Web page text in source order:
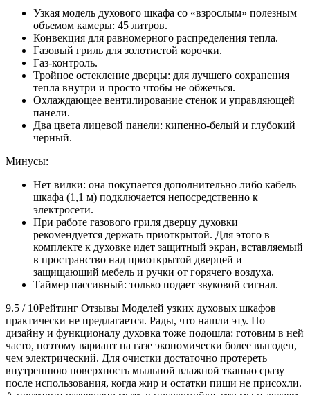
Узкая модель духового шкафа со «взрослым» полезным
объемом камеры: 45 литров.
Конвекция для равномерного распределения тепла.
Газовый гриль для золотистой корочки.
Газ-контроль.
Тройное остекление дверцы: для лучшего сохранения
тепла внутри и просто чтобы не обжечься.
Охлаждающее вентилирование стенок и управляющей
панели.
Два цвета лицевой панели: кипенно-белый и глубокий
черный.
Минусы:
Нет вилки: она покупается дополнительно либо кабель
шкафа (1,1 м) подключается непосредственно к
электросети.
При работе газового гриля дверцу духовки
рекомендуется держать приоткрытой. Для этого в
комплекте к духовке идет защитный экран, вставляемый
в пространство над приоткрытой дверцей и
защищающий мебель и ручки от горячего воздуха.
Таймер пассивный: только подает звуковой сигнал.
9.5 / 10Рейтинг Отзывы Моделей узких духовых шкафов
практически не предлагается. Рады, что нашли эту. По
дизайну и функционалу духовка тоже подошла: готовим в ней
часто, поэтому вариант на газе экономически более выгоден,
чем электрический. Для очистки достаточно протереть
внутреннюю поверхность мыльной влажной тканью сразу
после использования, когда жир и остатки пищи не присохли.